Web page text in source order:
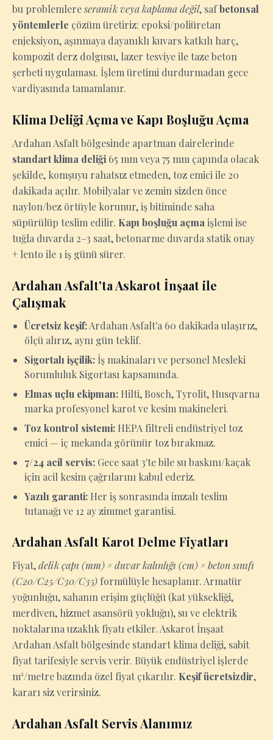
bu problemlereseramik veya kaplama değil, safbetonsal
yöntemlerle çözüm üretiriz: epoksi/poliüretan
enjeksiyon, aşınmaya dayanıklı kuvars katkılı harç,
kompozit derz dolgusu, lazer tesviye ile taze beton
şerbeti uygulaması. İşlem üretimi durdurmadan gece
vardiyasında tamamlanır.
Klima Deliği Açma ve Kapı Boşluğu Açma
Ardahan Asfalt bölgesinde apartman dairelerinde
standart klima deliği 65 mm veya 75 mm çapında olacak
şekilde, komşuyu rahatsız etmeden, toz emici ile 20
dakikada açılır. Mobilyalar ve zemin sizden önce
naylon/bez örtüyle korunur, iş bitiminde saha
süpürülüp teslim edilir. Kapı boşluğu açma işlemi ise
tuğla duvarda 2–3 saat, betonarme duvarda statik onay
+ lento ile 1 iş günü sürer.
Ardahan Asfalt'ta Askarot İnşaat ile
Çalışmak
Ücretsiz keşif:Ardahan Asfalt'a 60 dakikada ulaşırız,
ölçü alırız, aynı gün teklif.
Sigortalı işçilik: İş makinaları ve personel Mesleki
Sorumluluk Sigortası kapsamında.
Elmas uçlu ekipman: Hilti, Bosch, Tyrolit, Husqvarna
marka profesyonel karot ve kesim makineleri.
Toz kontrol sistemi: HEPA filtreli endüstriyel toz
emici — iç mekanda görünür toz bırakmaz.
7/24 acil servis: Gece saat 3'te bile su baskını/kaçak
için acil kesim çağrılarını kabul ederiz.
Yazılı garanti: Her iş sonrasında imzalı teslim
tutanağı ve 12 ay zimmet garantisi.
Ardahan Asfalt Karot Delme Fiyatları
Fiyat,delik çapı (mm) × duvar kalınlığı (cm) × beton sınıfı
(C20/C25/C30/C35) formülüyle hesaplanır. Armatür
yoğunluğu, sahanın erişim güçlüğü (kat yüksekliği,
merdiven, hizmet asansörü yokluğu), su ve elektrik
noktalarına uzaklık fiyatı etkiler. Askarot İnşaat
Ardahan Asfalt bölgesinde standart klima deliği, sabit
fiyat tarifesiyle servis verir. Büyük endüstriyel işlerde
m²/metre bazında özel fiyat çıkarılır. Keşif ücretsizdir,
kararı siz verirsiniz.
Ardahan Asfalt Servis Alanımız